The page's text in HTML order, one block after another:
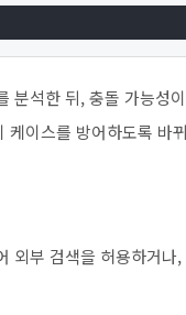
분석한 뒤, 충돌 가능성
케이스를 방어하도록 바
외부 검색을 허용하거나,